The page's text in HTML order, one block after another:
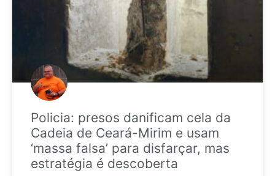
Policia: presos danificam cela da
Cadeia de Ceará-Mirim e usam
‘massa falsa’ para disfarçar, mas
estratégia é descoberta